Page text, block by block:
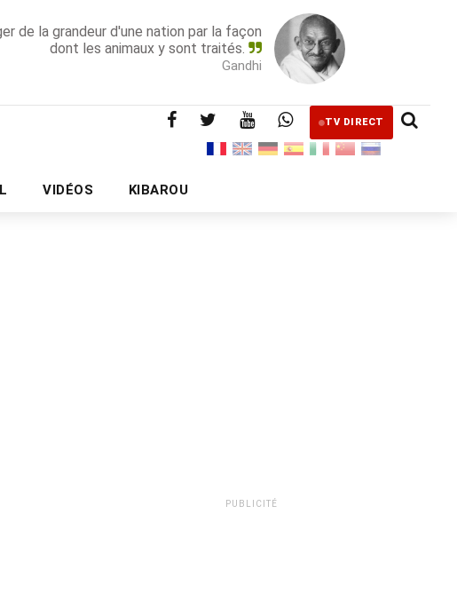
de la grandeur d'une nation par la façon
dont les animaux y sont traités.
Gandhi
TV DIRECT
VIDÉOS KIBAROU
PUBLICITÉ